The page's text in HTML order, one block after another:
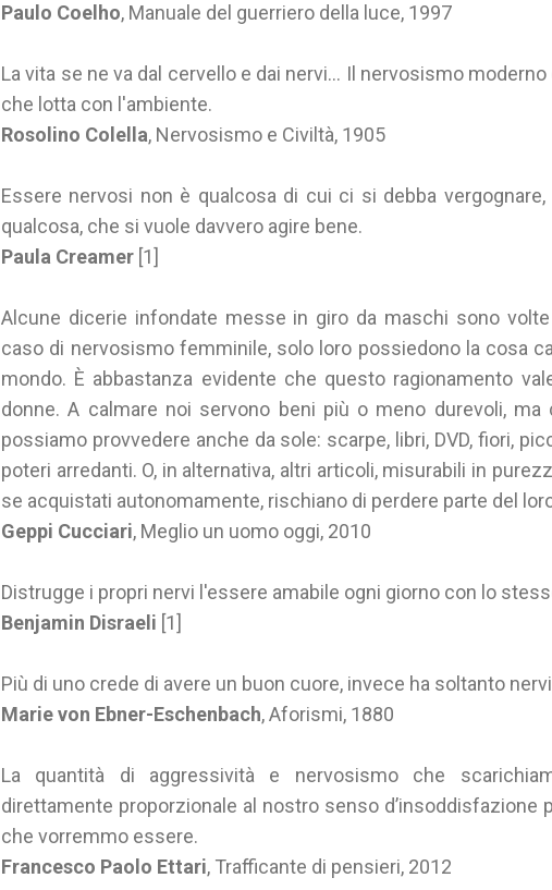
Paulo Coelho, Manuale del guerriero della luce, 1997
La vita se ne va dal cervello e dai nervi... Il nervosismo
che lotta con l'ambiente.
Rosolino Colella, Nervosismo e Civiltà, 1905
Essere nervosi non è qualcosa di cui ci si debba
qualcosa, che si vuole davvero agire bene.
Paula Creamer [1]
Alcune dicerie infondate messe in giro da maschi sono
caso di nervosismo femminile, solo loro possiedono la cosa
mondo. È abbastanza evidente che questo ragionamento
donne. A calmare noi servono beni più o meno durevoli, ma
possiamo provvedere anche da sole: scarpe, libri, DVD, fiori,
poteri arredanti. O, in alternativa, altri articoli, misurabili in
se acquistati autonomamente, rischiano di perdere parte del
Geppi Cucciari, Meglio un uomo oggi, 2010
Distrugge i propri nervi l'essere amabile ogni giorno con lo
Benjamin Disraeli [1]
Più di uno crede di avere un buon cuore, invece ha soltanto
Marie von Ebner-Eschenbach, Aforismi, 1880
La quantità di aggressività e nervosismo che
direttamente proporzionale al nostro senso d’insoddisfazione
che vorremmo essere.
Francesco Paolo Ettari, Trafficante di pensieri, 2012